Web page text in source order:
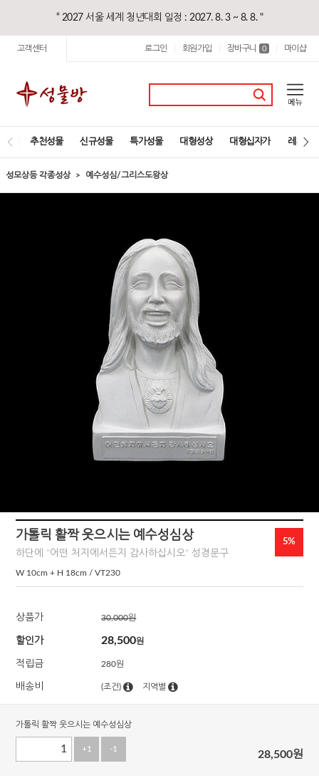
“ 2027 서울 세계 청년대회 일정 : 2027. 8. 3 ~ 8. 8. "
고객센터 로그인 회원가입 장바구니 0 마이샵
추천성물 신규성물 특가성물 대형성상 대형십자가 레지오
성모상등 각종성상 예수성심/그리스도왕상
가톨릭 활짝 웃으시는 예수성심상
하단에 "어떤 처지에서든지 감사하십시오" 성경문구
W 10cm + H 18cm / VT230
5%
상품가 30,000원
할인가 28,500원
적립금 280원
배송비 (조건) 지역별
가톨릭 활짝 웃으시는 예수성심상
+1 -1 28,500원